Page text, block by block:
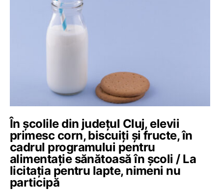
În școlile din județul Cluj, elevii
primesc corn, biscuiți și fructe, în
cadrul programului pentru
alimentație sănătoasă în școli / La
licitația pentru lapte, nimeni nu
participă